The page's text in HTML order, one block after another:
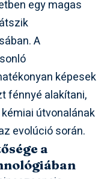
egy magas
A
képesek
fénnyé alakítani,
útvonalának
evolúció során.
a